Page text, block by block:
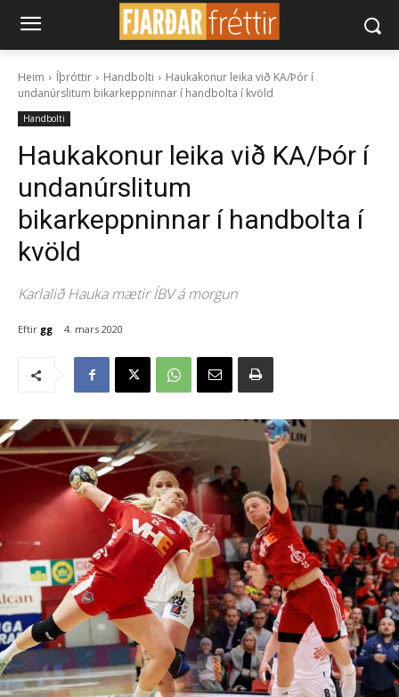
Heim Íþróttir Handbolti
Haukakonur leika við KA/Þór í
undanúrslitum bikarkeppninnar í handbolta í kvöld
Handbolti
Haukakonur leika við KA/Þór í
undanúrslitum
bikarkeppninnar í handbolta í
kvöld
Karlalið Hauka mætir ÍBV á morgun
Eftir gg 4. mars 2020